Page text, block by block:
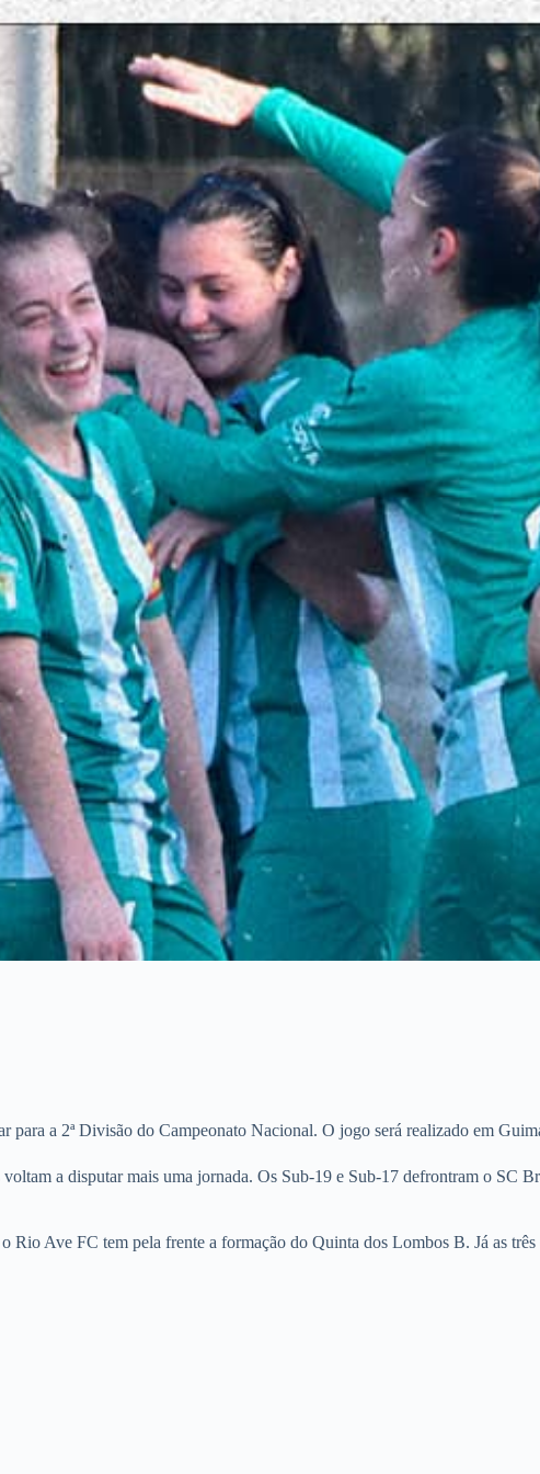
para a 2ª Divisão do Campeonato Nacional. O jogo será realizado em
a disputar mais uma jornada. Os Sub-19 e Sub-17 defrontram o SC
Ave FC tem pela frente a formação do Quinta dos Lombos B. Já as três